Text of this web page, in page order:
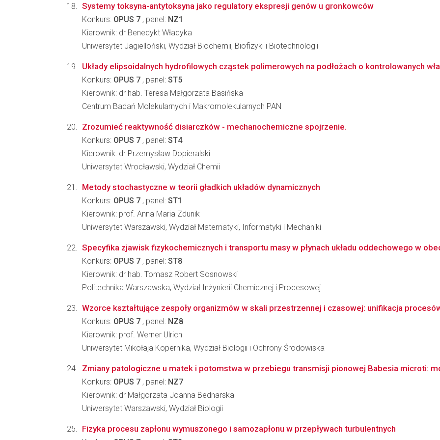
Systemy toksyna-antytoksyna jako regulatory ekspresji genów u gronkowców
Konkurs: OPUS 7 , panel: NZ1
Kierownik: dr Benedykt Władyka
Uniwersytet Jagielloński, Wydział Biochemii, Biofizyki i Biotechnologii
Układy elipsoidalnych hydrofilowych cząstek polimerowych na podłożach o kontrolowanych
Konkurs: OPUS 7 , panel: ST5
Kierownik: dr hab. Teresa Małgorzata Basińska
Centrum Badań Molekularnych i Makromolekularnych PAN
Zrozumieć reaktywność disiarczków - mechanochemiczne spojrzenie.
Konkurs: OPUS 7 , panel: ST4
Kierownik: dr Przemysław Dopieralski
Uniwersytet Wrocławski, Wydział Chemii
Metody stochastyczne w teorii gładkich układów dynamicznych
Konkurs: OPUS 7 , panel: ST1
Kierownik: prof. Anna Maria Zdunik
Uniwersytet Warszawski, Wydział Matematyki, Informatyki i Mechaniki
Specyfika zjawisk fizykochemicznych i transportu masy w płynach układu oddechowego w
Konkurs: OPUS 7 , panel: ST8
Kierownik: dr hab. Tomasz Robert Sosnowski
Politechnika Warszawska, Wydział Inżynierii Chemicznej i Procesowej
Wzorce kształtujące zespoły organizmów w skali przestrzennej i czasowej: unifikacja
Konkurs: OPUS 7 , panel: NZ8
Kierownik: prof. Werner Ulrich
Uniwersytet Mikołaja Kopernika, Wydział Biologii i Ochrony Środowiska
Zmiany patologiczne u matek i potomstwa w przebiegu transmisji pionowej Babesia microti:
Konkurs: OPUS 7 , panel: NZ7
Kierownik: dr Małgorzata Joanna Bednarska
Uniwersytet Warszawski, Wydział Biologii
Fizyka procesu zapłonu wymuszonego i samozapłonu w przepływach turbulentnych